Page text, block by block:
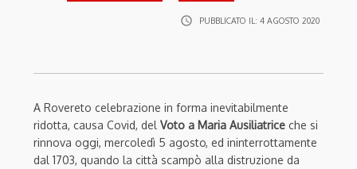
access_time PUBBLICATO IL: 4 AGOSTO 2020
A Rovereto celebrazione in forma inevitabilmente
ridotta, causa Covid, del Voto a Maria Ausiliatrice che si
rinnova oggi, mercoledì 5 agosto, ed ininterrottamente
dal 1703, quando la città scampò alla distruzione da